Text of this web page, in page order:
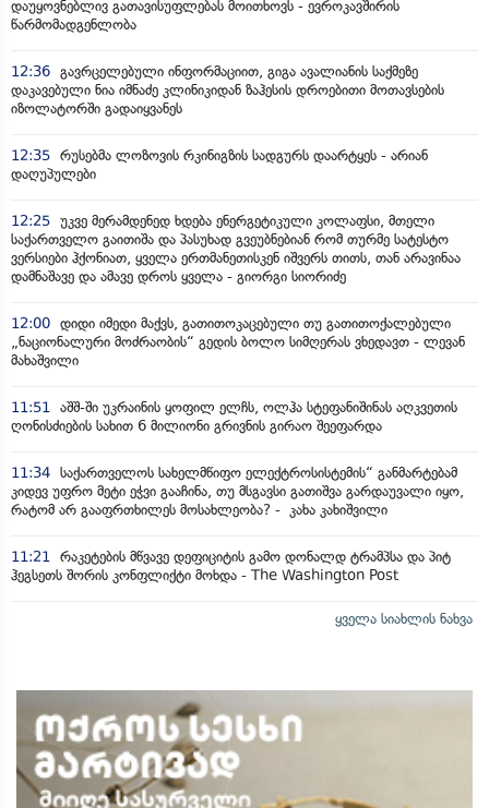
დაუყოვნებლივ გათავისუფლებას მოითხოვს - ევროკავშირის
წარმომადგენლობა
12:36 გავრცელებული ინფორმაციით, გიგა ავალიანის საქმეზე
დაკავებული ნია იმნაძე კლინიკიდან ზაჰესის დროებითი მოთავსების
იზოლატორში გადაიყვანეს
12:35 რუსებმა ლოზოვის რკინიგზის სადგურს დაარტყეს - არიან
დაღუპულები
12:25 უკვე მერამდენედ ხდება ენერგეტიკული კოლაფსი, მთელი
საქართველო გაითიშა და პასუხად გვეუბნებიან რომ თურმე სატესტო
ვერსიები ჰქონიათ, ყველა ერთმანეთისკენ იშვერს თითს, თან არავინაა
დამნაშავე და ამავე დროს ყველა - გიორგი სიორიძე
12:00 დიდი იმედი მაქვს, გათითოკაცებული თუ გათითოქალებული
„ნაციონალური მოძრაობის“ გედის ბოლო სიმღერას ვხედავთ - ლევან
მახაშვილი
11:51
აშშ-ში უკრაინის ყოფილ ელჩს, ოლჰა სტეფანიშინას აღკვეთის
ღონისძიების სახით 6 მილიონი გრივნის გირაო შეეფარდა
11:34 საქართველოს სახელმწიფო ელექტროსისტემის“ განმარტებამ
კიდევ უფრო მეტი ეჭვი გააჩინა, თუ მსგავსი გათიშვა გარდაუვალი იყო,
რატომ არ გააფრთხილეს მოსახლეობა? - კახა კახიშვილი
11:21
რაკეტების მწვავე დეფიციტის გამო დონალდ ტრამპსა და პიტ
ჰეგსეთს შორის კონფლიქტი მოხდა - The Washington Post
ყველა სიახლის ნახვა